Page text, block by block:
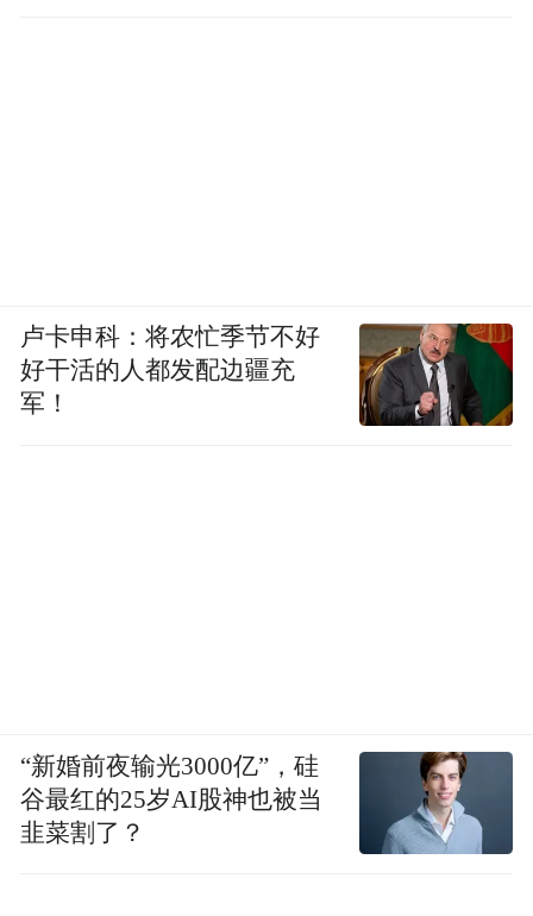
卢卡申科：将农忙季节不好
好干活的人都发配边疆充
军！
“新婚前夜输光3000亿”，硅
谷最红的25岁AI股神也被当
韭菜割了？